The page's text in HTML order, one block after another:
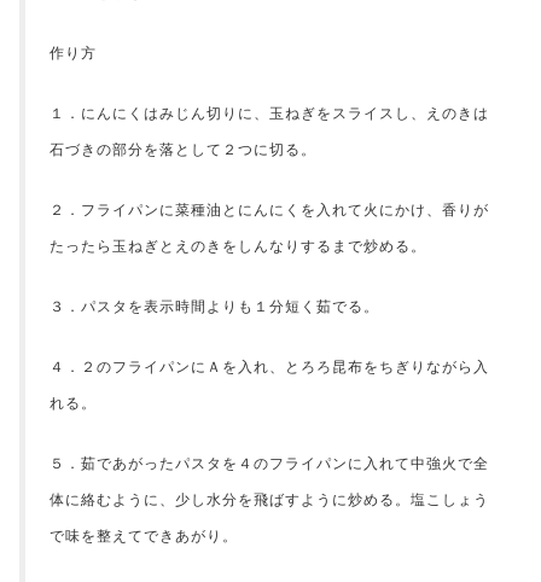
作り方
１．にんにくはみじん切りに、玉ねぎをスライスし、えのきは
石づきの部分を落として２つに切る。
２．フライパンに菜種油とにんにくを入れて火にかけ、香りが
たったら玉ねぎとえのきをしんなりするまで炒める。
３．パスタを表示時間よりも１分短く茹でる。
４．２のフライパンにＡを入れ、とろろ昆布をちぎりながら入
れる。
５．茹であがったパスタを４のフライパンに入れて中強火で全
体に絡むように、少し水分を飛ばすように炒める。塩こしょう
で味を整えてできあがり。